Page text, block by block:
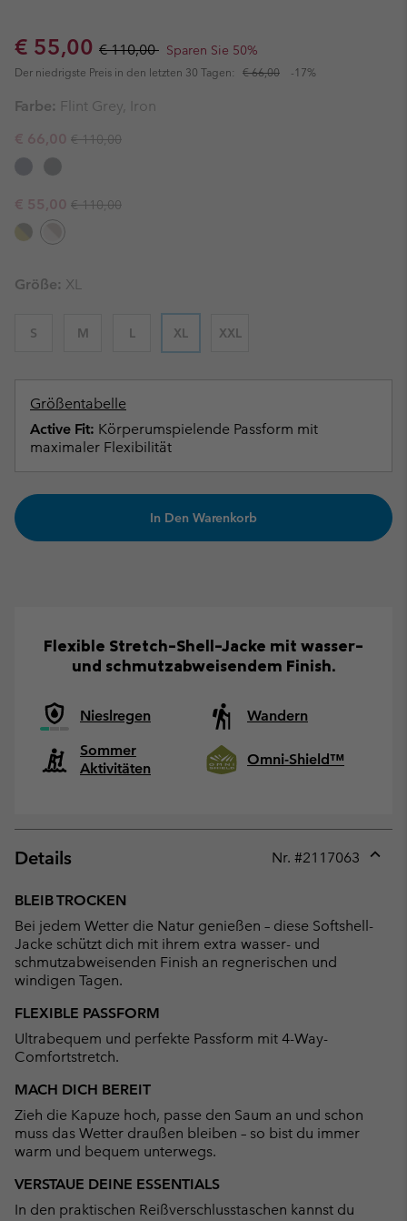
Sale price:
€ 55,00 Regular price:
€ 110,00 Sparen Sie 50%
Der niedrigste Preis in den letzten 30 Tagen: € 66,00 -17%
Farbe: Flint Grey, Iron
Sale price:
€ 66,00 Regular price:
€ 110,00
Sale price:
€ 55,00 Regular price:
€ 110,00
Größe: XL
S M L XL XXL
Größentabelle
Active Fit: Körperumspielende Passform mit
maximaler Flexibilität
In Den Warenkorb
Flexible Stretch-Shell-Jacke mit wasser-
und schmutzabweisendem Finish.
Nieslregen
Wandern
Sommer
Aktivitäten
Omni-Shield™
Details Nr. #2117063
BLEIB TROCKEN
Bei jedem Wetter die Natur genießen – diese Softshell-
Jacke schützt dich mit ihrem extra wasser- und
schmutzabweisenden Finish an regnerischen und
windigen Tagen.
FLEXIBLE PASSFORM
Ultrabequem und perfekte Passform mit 4-Way-
Comfortstretch.
MACH DICH BEREIT
Zieh die Kapuze hoch, passe den Saum an und schon
muss das Wetter draußen bleiben – so bist du immer
warm und bequem unterwegs.
VERSTAUE DEINE ESSENTIALS
In den praktischen Reißverschlusstaschen kannst du